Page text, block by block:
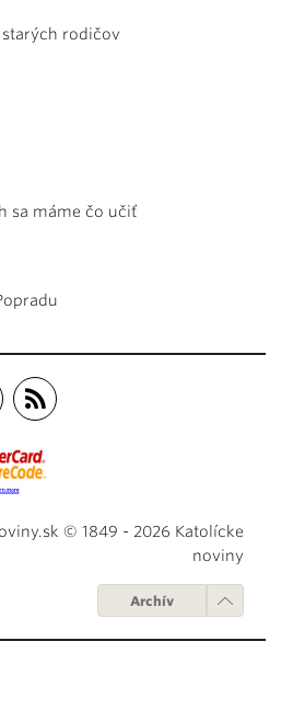
rodičov
sa máme čo učiť
© 1849 - 2026 Katolícke
noviny
Archív